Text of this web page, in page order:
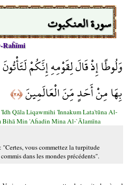
سورة العنكبوت
Raĥīmi
وَلُوطًا إِذْ قَالَ لِقَوْمِهِ إِنَّكُمْ
بِهَا مِنْ أَحَدٍ مِّنَ الْعَالَمِينَ﴿٢٨﴾
Qāla Liqawmihi 'Innakum Lata'tūna Al-
Bihā Min 'Aĥadin Mina Al-`Ālamīna
vous commettez la turpitude
dans les mondes précédents".